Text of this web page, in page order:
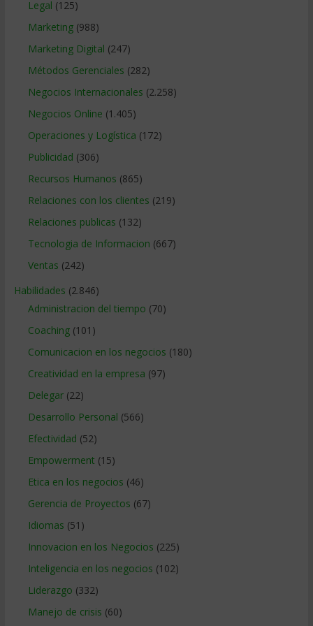
Legal (125)
Marketing(988)
Marketing Digital (247)
Métodos Gerenciales (282)
Negocios Internacionales (2.258)
Negocios Online (1.405)
Operaciones y Logística (172)
Publicidad (306)
Recursos Humanos (865)
Relaciones con los clientes (219)
Relaciones publicas (132)
Tecnologia de Informacion (667)
Ventas (242)
Habilidades (2.846)
Administracion del tiempo (70)
Coaching(101)
Comunicacion en los negocios (180)
Creatividad en la empresa (97)
Delegar(22)
Desarrollo Personal (566)
Efectividad (52)
Empowerment (15)
Etica en los negocios (46)
Gerencia de Proyectos (67)
Idiomas (51)
Innovacion en los Negocios (225)
Inteligencia en los negocios (102)
Liderazgo (332)
Manejo de crisis (60)